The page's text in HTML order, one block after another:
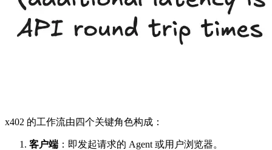
x402 的工作流由四个关键角色构成：
客户端 ：即发起请求的 Agent 或用户浏览器。